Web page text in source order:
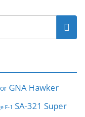
GNA Hawker
F-1 SA-321 Super